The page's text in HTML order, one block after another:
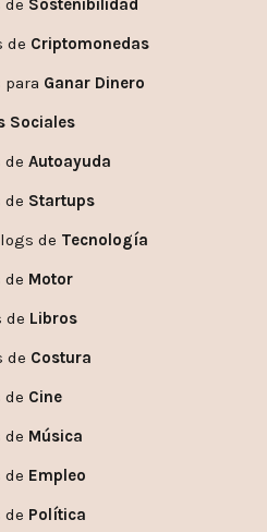
de Sostenibilidad
de Criptomonedas
para Ganar Dinero
Sociales
de Autoayuda
de Startups
de Tecnología
de Motor
de Libros
de Costura
de Cine
de Música
de Empleo
de Política